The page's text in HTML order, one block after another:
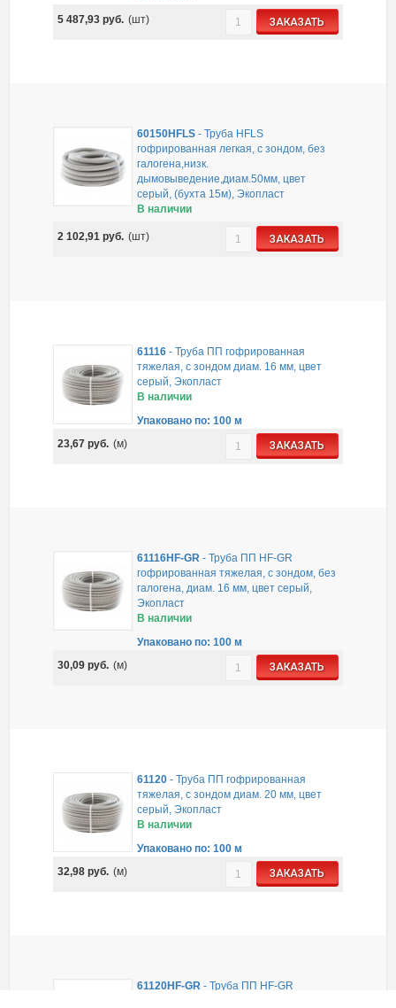
5 487,93руб. (шт) ЗАКАЗАТЬ
60150HFLS -Труба HFLS
гофрированная легкая, с зондом, без
галогена,низк.
дымовыведение,диам.50мм, цвет
серый, (бухта 15м), Экопласт
В наличии
2 102,91руб. (шт) ЗАКАЗАТЬ
61116 -Труба ПП гофрированная
тяжелая, с зондом диам. 16 мм, цвет
серый, Экопласт
В наличии
Упаковано по: 100 м
23,67руб. (м) ЗАКАЗАТЬ
61116HF-GR -Труба ПП HF-GR
гофрированная тяжелая, с зондом, без
галогена, диам. 16 мм, цвет серый,
Экопласт
В наличии
Упаковано по: 100 м
30,09руб. (м) ЗАКАЗАТЬ
61120 -Труба ПП гофрированная
тяжелая, с зондом диам. 20 мм, цвет
серый, Экопласт
В наличии
Упаковано по: 100 м
32,98руб. (м) ЗАКАЗАТЬ
61120HF-GR -Труба ПП HF-GR